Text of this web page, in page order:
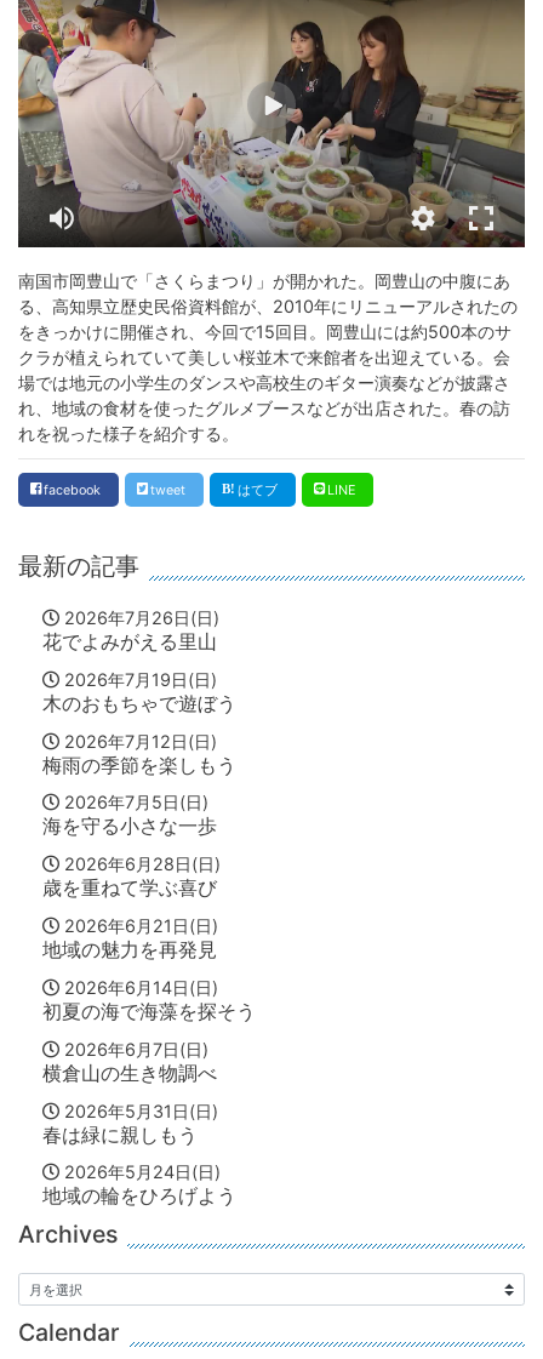
南国市岡豊山で「さくらまつり」が開かれた。岡豊山の中腹にあ
る、高知県立歴史民俗資料館が、2010年にリニューアルされたの
をきっかけに開催され、今回で15回目。岡豊山には約500本のサ
クラが植えられていて美しい桜並木で来館者を出迎えている。会
場では地元の小学生のダンスや高校生のギター演奏などが披露さ
れ、地域の食材を使ったグルメブースなどが出店された。春の訪
れを祝った様子を紹介する。
facebook tweet はてブ LINE
最新の記事
2026年7月26日(日)
花でよみがえる里山
2026年7月19日(日)
木のおもちゃで遊ぼう
2026年7月12日(日)
梅雨の季節を楽しもう
2026年7月5日(日)
海を守る小さな一歩
2026年6月28日(日)
歳を重ねて学ぶ喜び
2026年6月21日(日)
地域の魅力を再発見
2026年6月14日(日)
初夏の海で海藻を探そう
2026年6月7日(日)
横倉山の生き物調べ
2026年5月31日(日)
春は緑に親しもう
2026年5月24日(日)
地域の輪をひろげよう
Archives
Calendar